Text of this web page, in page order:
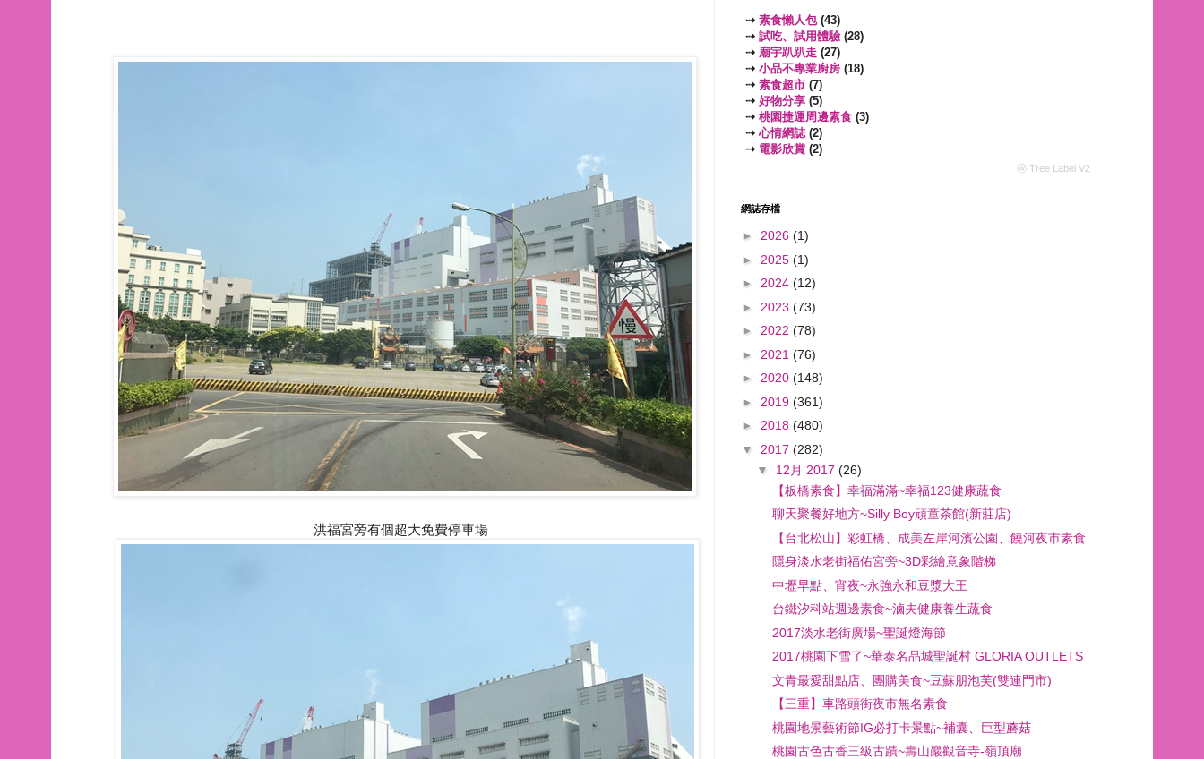
洪福宮旁有個超大免費停車場
⇢ 素食懶人包(43)
⇢ 試吃、試用體驗(28)
⇢ 廟宇趴趴走 (27)
⇢ 小品不專業廚房 (18)
⇢ 素食超市 (7)
⇢ 好物分享 (5)
⇢ 桃園捷運周邊素食 (3)
⇢心情網誌 (2)
⇢ 電影欣賞 (2)
ⓦ Tree Label V2
網誌存檔
► 2026 (1)
► 2025 (1)
► 2024 (12)
► 2023 (73)
► 2022 (78)
► 2021 (76)
► 2020 (148)
► 2019 (361)
► 2018 (480)
▼ 2017 (282)
▼ 12月 2017 (26)
【板橋素食】幸福滿滿~幸福123健康蔬食
聊天聚餐好地方~Silly Boy頑童茶館(新莊店)
【台北松山】彩虹橋、成美左岸河濱公園、饒河夜市素食
隱身淡水老街福佑宮旁~3D彩繪意象階梯
中壢早點、宵夜~永強永和豆漿大王
台鐵汐科站週邊素食~滷夫健康養生蔬食
2017淡水老街廣場~聖誕燈海節
2017桃園下雪了~華泰名品城聖誕村 GLORIA OUTLETS
文青最愛甜點店、團購美食~豆蘇朋泡芙(雙連門市)
【三重】車路頭街夜市無名素食
桃園地景藝術節IG必打卡景點~補囊、巨型蘑菇
桃園古色古香三級古蹟~壽山巖觀音寺-嶺頂廟